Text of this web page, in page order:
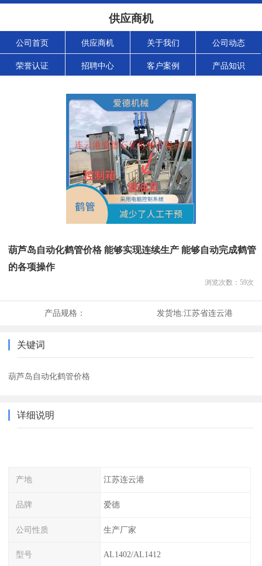
供应商机
公司首页 供应商机 关于我们 公司动态
荣誉认证 招聘中心 客户案例 产品知识
葫芦岛自动化鹤管价格 能够实现连续生产 能够自动完成鹤管
的各项操作
浏览次数： 59次
产品规格： 发货地:江苏省连云港
关键词
葫芦岛自动化鹤管价格
详细说明
产地 江苏连云港
品牌 爱德
公司性质 生产厂家
型号 AL1402/AL1412